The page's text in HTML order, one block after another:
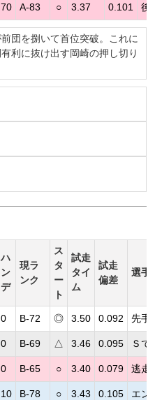
70 A-83 ○ 3.37 0.101 後
団を捌いて首位突破。これに
利に抜け出す岡崎の押し切り
ハ
ン
デ
現ラ
ンク
ス
タ
ー
ト
試走
タイ
ム
試走
偏差
選手
0 B-72 ◎ 3.50 0.092 先手
0 B-69 △ 3.46 0.095 Ｓで
0 B-65 ○ 3.40 0.079 逃走
10 B-78 ○ 3.43 0.105 エン